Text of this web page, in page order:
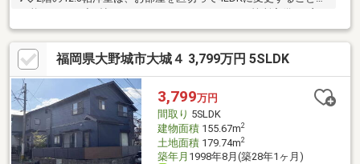
関収納も豊富で、納戸、キッチン横にも収納があります！ ◇敷
地内駐車場は並列2台OK！◇開放感のある吹き抜けがあるお家
外から明るい光が差し込みます！◇ガーデニングができる庭付き
戸建て♪趣味の時間も充実します♪◇家計に優しい安心安全のオー
ル電化 太陽光発電完備※詳細はお問合せください。
福岡県大野城市大城４ 3,799万円 5SLDK
3,799万円
間取り 5SLDK
建物面積155.67m2
土地面積179.74m2
築年月 1998年8月(築28年1ヶ月)